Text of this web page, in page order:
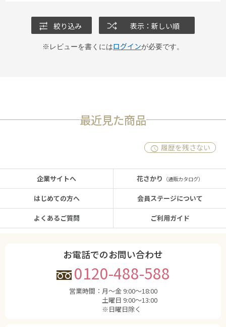
絞り込み 表示：新しい順
※レビューを書くにはログインが必要です。
最近見た商品
履歴を残さない
企業サイトへ
はじめての方へ
よくあるご質問
花さかり （通販カタログ）
会員ステージについて
ご利用ガイド
お電話でのお問い合わせ
0120-488-588
営業時間： 月〜金 9:00〜18:00
土曜日 9:00〜13:00
※日曜日除く